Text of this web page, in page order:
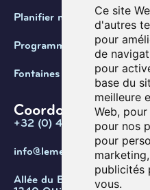
Ce site
d'autres
pour
de
pour
base du
meilleure
Web,
pour nos
pour
marketing,
publicités
vous.
Planifier ma visite
Programmation
Fontaines de Belgique
Coordonnées
+32 (0) 470 / 67.20.55
info@lemef.be
Allée du Bois des Rêves 1,